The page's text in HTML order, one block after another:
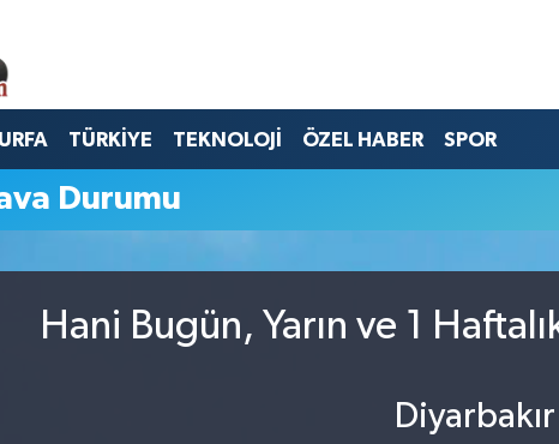
TÜRKİYE TEKNOLOJİ ÖZEL HABER SPOR
Durumu
Hani Bugün, Yarın ve 1
Diyarbakır
Fikstür